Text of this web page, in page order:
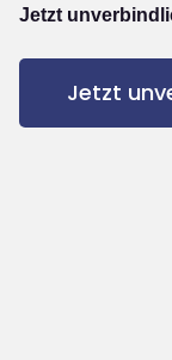
Jetzt
Jetzt